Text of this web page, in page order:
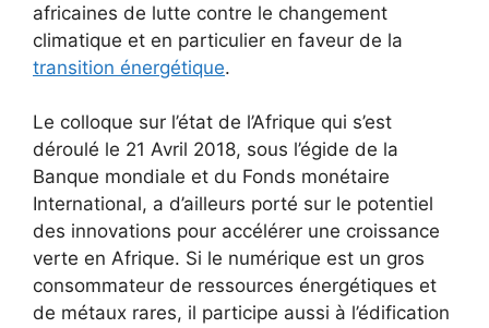
africaines de lutte contre le changement
climatique et en particulier en faveur de la
transition énergétique.
Le colloque sur l’état de l’Afrique qui s’est
déroulé le 21 Avril 2018, sous l’égide de la
Banque mondiale et du Fonds monétaire
International, a d’ailleurs porté sur le potentiel
des innovations pour accélérer une croissance
verte en Afrique. Si le numérique est un gros
consommateur de ressources énergétiques et
de métaux rares, il participe aussi à l’édification